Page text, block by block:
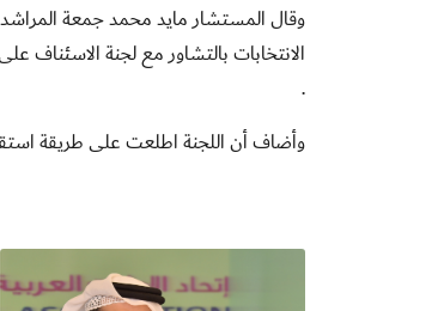
وقال المستشار مايد محمد جمعة
الانتخابات بالتشاور مع لجنة الاسئناف
.
وأضاف أن اللجنة اطلعت على طريقة